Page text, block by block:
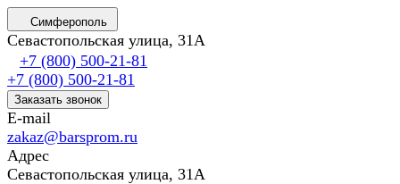
Симферополь
Севастопольская улица, 31А
+7 (800) 500-21-81
+7 (800) 500-21-81
Заказать звонок
E-mail
zakaz@barsprom.ru
Адрес
Севастопольская улица, 31А